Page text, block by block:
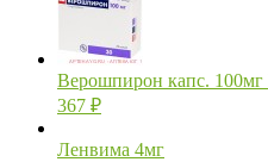
Верошпирон капс.
367 ₽
Ленвима 4мг